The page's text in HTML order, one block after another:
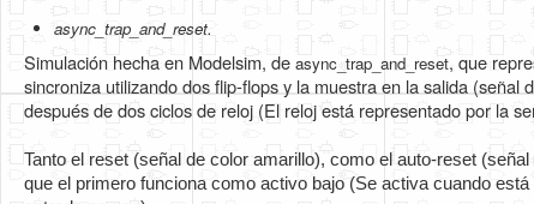
async_trap_and_reset.
Simulación hecha en Modelsim, de async_trap_and_reset, que
sincroniza utilizando dos flip-flops y la muestra en la salida
después de dos ciclos de reloj (El reloj está representado por la
Tanto el reset (señal de color amarillo), como el auto-reset
que el primero funciona como activo bajo (Se activa cuando